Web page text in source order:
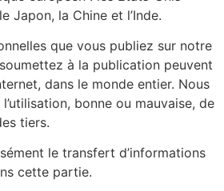
Japon, la Chine et l’Inde.
que vous publiez sur notre
à la publication peuvent
dans le monde entier. Nous
bonne ou mauvaise, de
tiers.
le transfert d’informations
cette partie.